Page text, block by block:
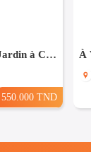
A Vendre Bungalow S+1 Avec Jardin à Club Farah, Nabeul
550.000 TND